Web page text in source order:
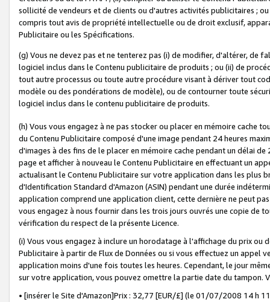
sollicité de vendeurs et de clients ou d'autres activités publicitaires ;
compris tout avis de propriété intellectuelle ou de droit exclusif,
Publicitaire ou les Spécifications.
(g) Vous ne devez pas et ne tenterez pas (i) de modifier, d'altérer, de
logiciel inclus dans le Contenu publicitaire de produits ; ou (ii) de
tout autre processus ou toute autre procédure visant à dériver tout
modèle ou des pondérations de modèle), ou de contourner toute
logiciel inclus dans le contenu publicitaire de produits.
(h) Vous vous engagez à ne pas stocker ou placer en mémoire cache
du Contenu Publicitaire composé d'une image pendant 24 heures
d'images à des fins de le placer en mémoire cache pendant un délai
page et afficher à nouveau le Contenu Publicitaire en effectuant un
actualisant le Contenu Publicitaire sur votre application dans les plus
d'Identification Standard d'Amazon (ASIN) pendant une durée
application comprend une application client, cette dernière ne peut
vous engagez à nous fournir dans les trois jours ouvrés une copie de
vérification du respect de la présente Licence.
(i) Vous vous engagez à inclure un horodatage à l'affichage du prix
Publicitaire à partir de Flux de Données ou si vous effectuez un appel
application moins d'une fois toutes les heures. Cependant, le jour
sur votre application, vous pouvez omettre la partie date du tampon.
• [insérer le Site d'Amazon]Prix : 32,77 [EUR/£] (le 01/07/2008 14 h